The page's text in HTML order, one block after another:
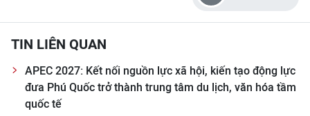
TIN LIÊN QUAN
APEC 2027: Kết nối nguồn lực xã hội, kiến tạo động lực
đưa Phú Quốc trở thành trung tâm du lịch, văn hóa tầm
quốc tế